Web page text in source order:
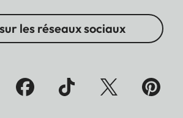
les réseaux sociaux